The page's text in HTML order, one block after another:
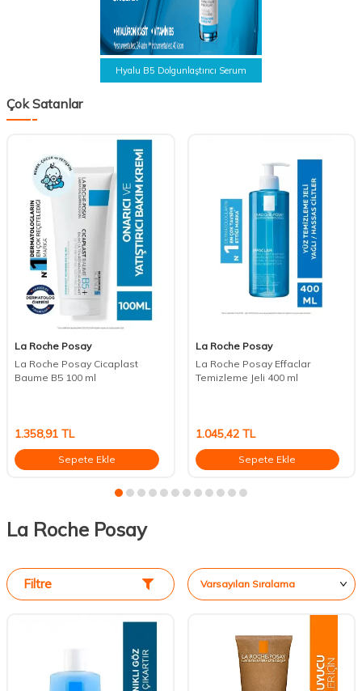
Hyalu B5 Dolgunlaştırıcı Serum
Çok Satanlar
La Roche Posay
La Roche Posay Cicaplast
Baume B5 100 ml
1.358,91 TL
Sepete Ekle
La Roche Posay
La Roche Posay Effaclar
Temizleme Jeli 400 ml
1.045,42TL
Sepete Ekle
La Roche Posay
Filtre